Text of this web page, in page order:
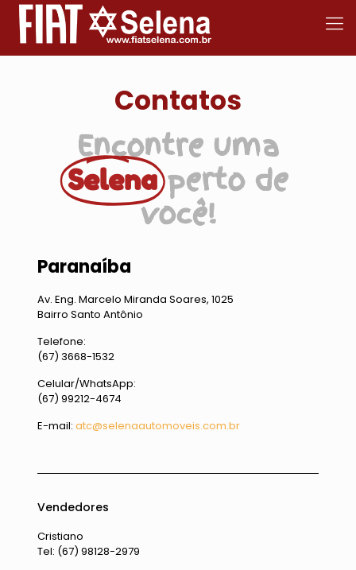
Contatos
Encontre uma
Selena perto de
você!
Paranaíba
Av. Eng. Marcelo Miranda Soares, 1025
Bairro Santo Antônio
Telefone:
(67) 3668-1532
Celular/WhatsApp:
(67) 99212-4674
E-mail: atc@selenaautomoveis.com.br
Vendedores
Cristiano
Tel: (67) 98128-2979